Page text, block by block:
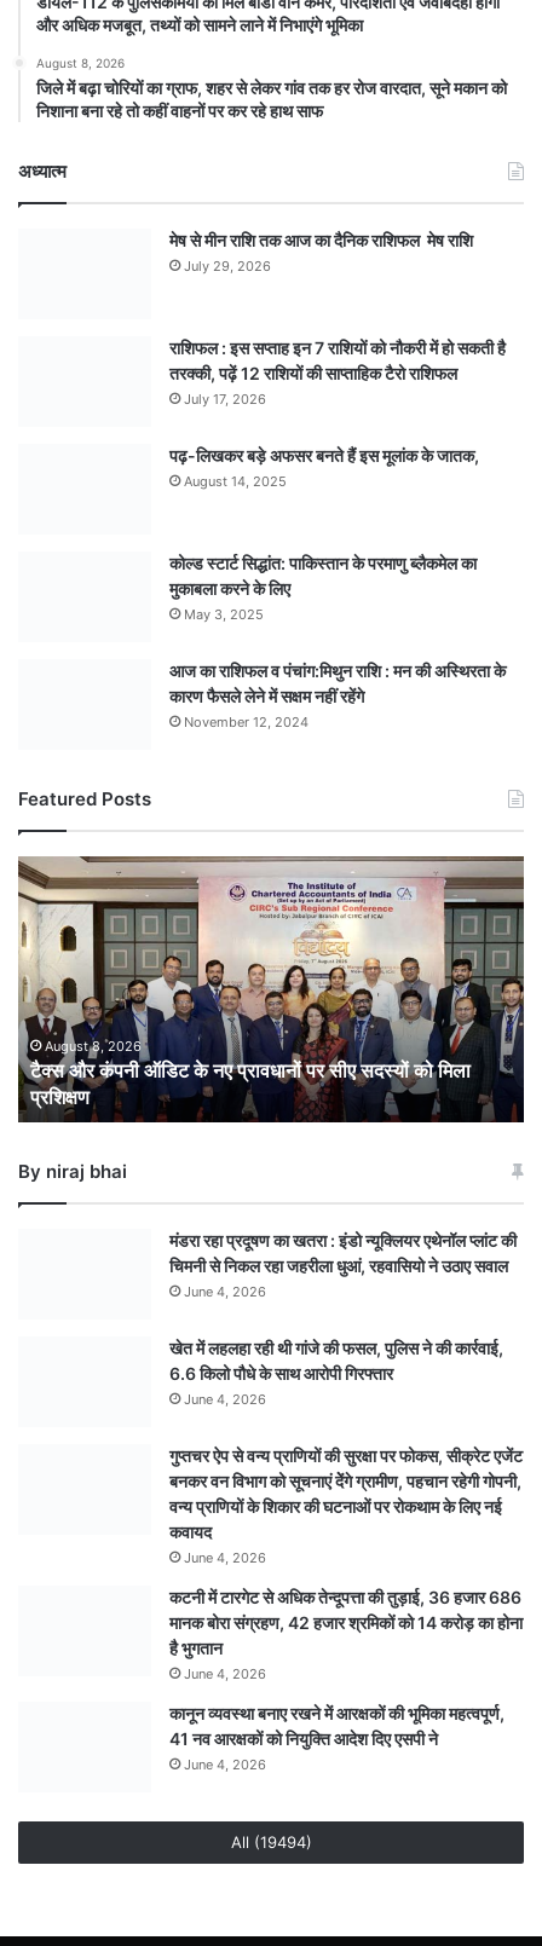
और अधिक मजबूत, तथ्यों को सामने लाने में निभाएंगे भूमिका
August 8, 2026
जिले में बढ़ा चोरियों का ग्राफ, शहर से लेकर गांव तक हर रोज वारदात, सूने मकान को
निशाना बना रहे तो कहीं वाहनों पर कर रहे हाथ साफ
अध्यात्म
मेष से मीन राशि तक आज का दैनिक राशिफल मेष राशि
July 29, 2026
राशिफल : इस सप्ताह इन 7 राशियों को नौकरी में हो सकती है
तरक्की, पढ़ें 12 राशियों की साप्ताहिक टैरो राशिफल
July 17, 2026
पढ़-लिखकर बड़े अफसर बनते हैं इस मूलांक के जातक,
August 14, 2025
कोल्ड स्टार्ट सिद्धांत: पाकिस्तान के परमाणु ब्लैकमेल का
मुकाबला करने के लिए
May 3, 2025
आज का राशिफल व पंचांग:मिथुन राशि : मन की अस्थिरता के
कारण फैसले लेने में सक्षम नहीं रहेंगे
November 12, 2024
Featured Posts
टैक्स
और
कंपनी
ऑडिट
के
नए
प्रावधानों
पर
सीए
सदस्यों
को
प्रशिक्षण
August 8, 2026
टैक्स और कंपनी ऑडिट के नए प्रावधानों पर सीए सदस्यों को मिला
प्रशिक्षण
By niraj bhai
मंडरा रहा प्रदूषण का खतरा : इंडो न्यूक्लियर एथेनॉल प्लांट की
चिमनी से निकल रहा जहरीला धुआं, रहवासियो ने उठाए सवाल
June 4, 2026
खेत में लहलहा रही थी गांजे की फसल, पुलिस ने की कार्रवाई,
6.6 किलो पौधे के साथ आरोपी गिरफ्तार
June 4, 2026
गुप्तचर ऐप से वन्य प्राणियों की सुरक्षा पर फोकस, सीक्रेट एजेंट
बनकर वन विभाग को सूचनाएं देेंगे ग्रामीण, पहचान रहेगी गोपनी,
वन्य प्राणियों के शिकार की घटनाओं पर रोकथाम के लिए नई
कवायद
June 4, 2026
कटनी में टारगेट से अधिक तेन्दूपत्ता की तुड़ाई, 36 हजार 686
मानक बोरा संग्रहण, 42 हजार श्रमिकों को 14 करोड़ का होना
है भुगतान
June 4, 2026
कानून व्यवस्था बनाए रखने में आरक्षकों की भूमिका महत्वपूर्ण,
41 नव आरक्षकों को नियुक्ति आदेश दिए एसपी ने
June 4, 2026
All (19494)